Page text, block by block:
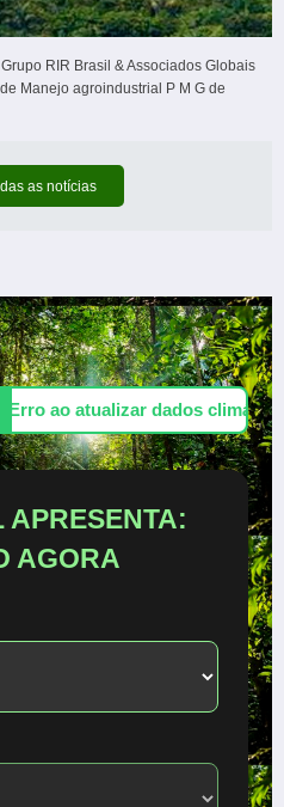
RIR Brasil & Associados Globais
Manejo agroindustrial P M G de
as notícias
Erro ao atualizar dados
APRESENTA:
AGORA